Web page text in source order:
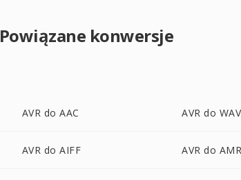
Powiązane konwersje
AVR do AAC AVR do WAV
AVR do AIFF AVR do